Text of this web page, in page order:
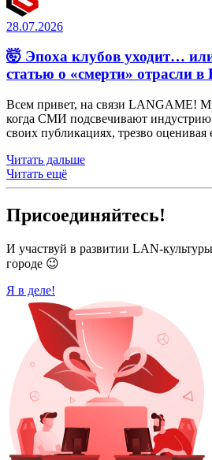
28.07.2026
🤯 Эпоха клубов уходит…
статью о «смерти» отрасли в
Всем привет, на связи LANGAME!
когда СМИ подсвечивают
своих публикациях, трезво оценивая
Читать дальше
Читать ещё
Присоединяйтесь!
И участвуй в развитии LAN-
городе 😉
Я в деле!